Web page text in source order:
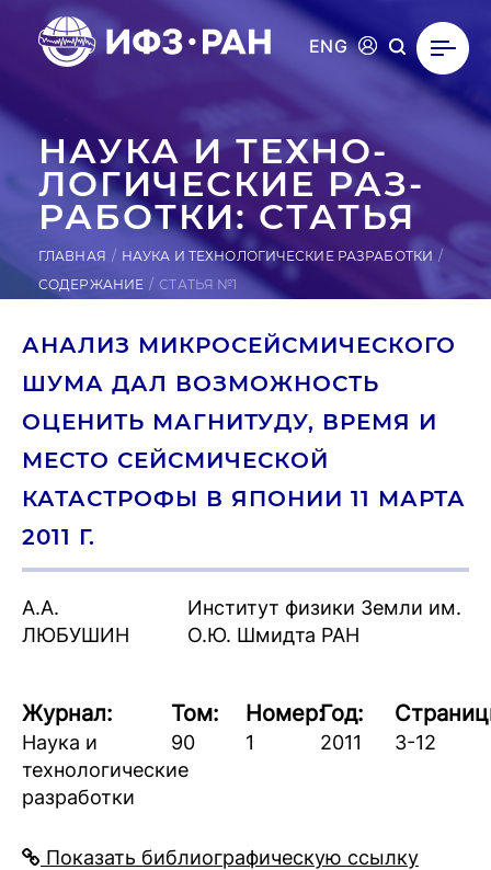
ENG
НАУКА И ТЕХ­НО­
ЛОГИ­ЧЕС­КИЕ РАЗ­
РА­БОТ­КИ: СТАТЬЯ
ГЛАВНАЯ
НАУКА И ТЕХНОЛОГИЧЕСКИЕ РАЗРАБОТКИ
СОДЕРЖАНИЕ
СТАТЬЯ №1
АНАЛИЗ МИКРОСЕЙСМИЧЕСКОГО
ШУМА ДАЛ ВОЗМОЖНОСТЬ
ОЦЕНИТЬ МАГНИТУДУ, ВРЕМЯ И
МЕСТО СЕЙСМИЧЕСКОЙ
КАТАСТРОФЫ В ЯПОНИИ 11 МАРТА
2011 Г.
А.А.
ЛЮБУШИН
Институт физики Земли им.
О.Ю. Шмидта РАН
Журнал:
Наука и
технологические
разработки
Том:
90
Номер:
1
Год:
2011 3-12
Показать библиографическую ссылку